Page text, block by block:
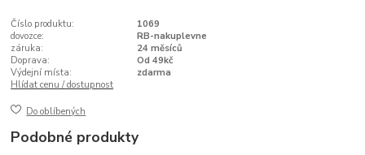
Číslo produktu:
1069
dovozce:
RB-nakuplevne
záruka:
24 měsíců
Doprava:
Od 49kč
Výdejní místa:
zdarma
Hlídat cenu / dostupnost
Do oblíbených
Podobné produkty